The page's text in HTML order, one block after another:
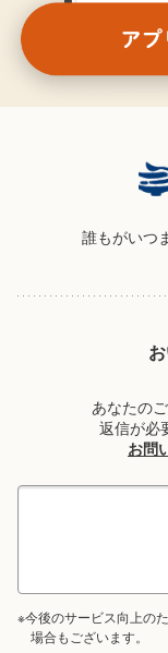
誰もがいつ
あなたの
返信が必
お問
※今後のサービス向上の
場合もございます。